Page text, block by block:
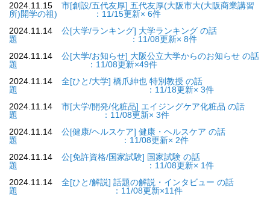
2024.11.15
市[創設/五代友厚] 五代友厚(大阪市大(大阪商業講習
所)開学の祖) ：11/15更新× 6件
2024.11.14
公[大学/ランキング] 大学ランキング の話
題 ：11/08更新× 8件
2024.11.14
公[大学/お知らせ] 大阪公立大学からのお知らせ の話
題 ：11/08更新×49件
2024.11.14
全[ひと/大学] 橋爪紳也 特別教授 の話
題 ：11/18更新× 3件
2024.11.14
市[大学/開発/化粧品] エイジングケア化粧品 の話
題 ：11/08更新× 3件
2024.11.14
公[健康/ヘルスケア] 健康・ヘルスケア の話
題 ：11/08更新× 2件
2024.11.14
公[免許資格/国家試験] 国家試験 の話
題 ：11/08更新× 1件
2024.11.14
全[ひと/解説] 話題の解説・インタビュー の話
題 ：11/08更新×11件